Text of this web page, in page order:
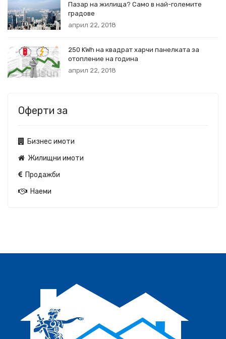
Пазар на жилища? Само в най-големите
градове
април 22, 2018
250 KWh на квадрат харчи панелката за
отопление на година
април 22, 2018
Оферти за
Бизнес имоти
Жилищни имоти
Продажби
Наеми